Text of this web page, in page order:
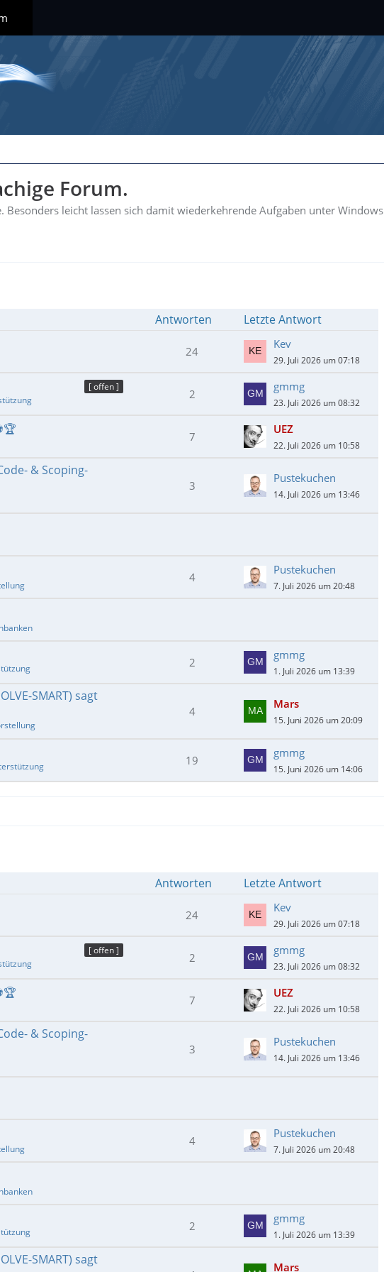
Forum.
leicht lassen sich damit wiederkehrende Aufgaben unter Windows
Antworten
Letzte Antwort
24
Kev
29. Juli 2026 um 07:18
[ offen ]
2
gmmg
23. Juli 2026 um 08:32
7
UEZ
22. Juli 2026 um 10:58
& Scoping-
3
Pustekuchen
14. Juli 2026 um 13:46
4
Pustekuchen
7. Juli 2026 um 20:48
2
gmmg
1. Juli 2026 um 13:39
SMART) sagt
4
Mars
15. Juni 2026 um 20:09
19
gmmg
15. Juni 2026 um 14:06
Antworten
Letzte Antwort
24
Kev
29. Juli 2026 um 07:18
[ offen ]
2
gmmg
23. Juli 2026 um 08:32
7
UEZ
22. Juli 2026 um 10:58
& Scoping-
3
Pustekuchen
14. Juli 2026 um 13:46
4
Pustekuchen
7. Juli 2026 um 20:48
2
gmmg
1. Juli 2026 um 13:39
SMART) sagt
Mars